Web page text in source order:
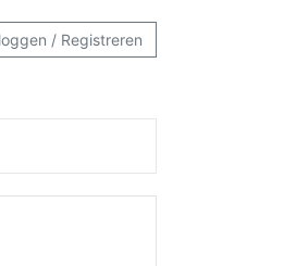
/ Registreren